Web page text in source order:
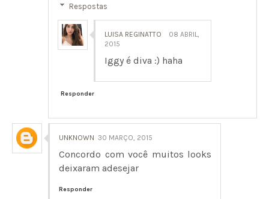
Respostas
LUISA REGINATTO
08 ABRIL,
2015
Iggy é diva :) haha
Responder
UNKNOWN 30 MARÇO, 2015
Concordo com você muitos looks
deixaram adesejar
Responder